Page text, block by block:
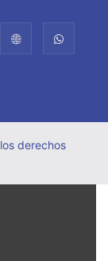
derechos